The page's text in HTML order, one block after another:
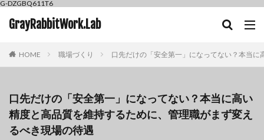
G-DZGBQ611T6
GrayRabbitWork.Lab
HOME 職場づくり 口先だけの「安全第一」になってない？本当
口先だけの「安全第一」になってない？本当に高い
精度と高品質を維持するために、管理職がまず変え
るべき現場の待遇